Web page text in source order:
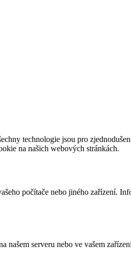
technologie jsou pro
na našich webových stránkách.
počítače nebo jiného zařízení.
našem serveru nebo ve vašem